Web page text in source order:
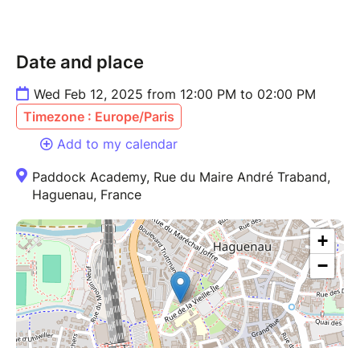
Date and place
Wed Feb 12, 2025 from 12:00 PM to 02:00 PM
Timezone : Europe/Paris
Add to my calendar
Paddock Academy, Rue du Maire André Traband,
Haguenau, France
+
−